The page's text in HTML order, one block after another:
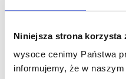
Niniejsza strona korzysta
wysoce cenimy Państwa
informujemy, że w